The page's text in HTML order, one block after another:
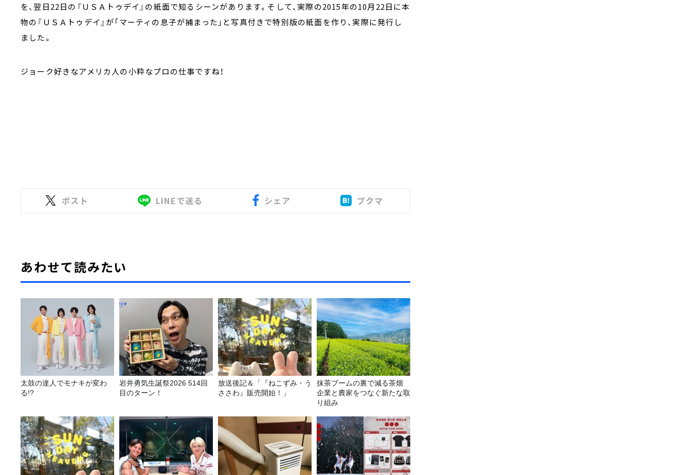
を、翌日22日の『ＵＳＡトゥデイ』の紙面で知るシーンがあります。そして、実際の2015年の10月22日に本
物の『ＵＳＡトゥデイ』が「マーティの息子が捕まった」と写真付きで特別版の紙面を作り、実際に発行し
ました。
ジョーク好きなアメリカ人の小粋なプロの仕事ですね！
ポスト LINEで送る シェア ブクマ
あわせて読みたい
太鼓の達人でモナキが変わ
る!?
岩井勇気生誕祭2026 514回
目のターン！
放送後記＆「『ねこずみ・う
ささわ』販売開始！」
抹茶ブームの裏で減る茶畑
企業と農家をつなぐ新たな取
り組み